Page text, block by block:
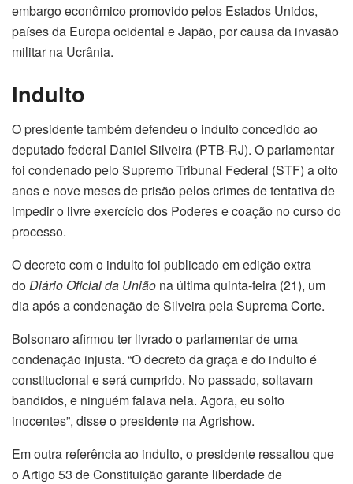
embargo econômico promovido pelos Estados Unidos,
países da Europa ocidental e Japão, por causa da invasão
militar na Ucrânia.
Indulto
O presidente também defendeu o indulto concedido ao
deputado federal Daniel Silveira (PTB-RJ). O parlamentar
foi condenado pelo Supremo Tribunal Federal (STF) a oito
anos e nove meses de prisão pelos crimes de tentativa de
impedir o livre exercício dos Poderes e coação no curso do
processo.
O decreto com o indulto foi publicado em edição extra
doDiário Oficial da União na última quinta-feira (21), um
dia após a condenação de Silveira pela Suprema Corte.
Bolsonaro afirmou ter livrado o parlamentar de uma
condenação injusta. “O decreto da graça e do indulto é
constitucional e será cumprido. No passado, soltavam
bandidos, e ninguém falava nela. Agora, eu solto
inocentes”, disse o presidente na Agrishow.
Em outra referência ao indulto, o presidente ressaltou que
o Artigo 53 de Constituição garante liberdade de